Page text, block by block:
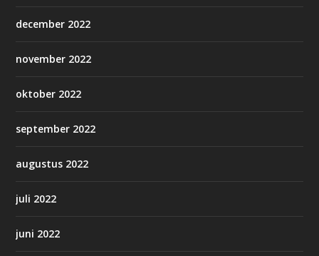
december 2022
november 2022
oktober 2022
september 2022
augustus 2022
juli 2022
juni 2022